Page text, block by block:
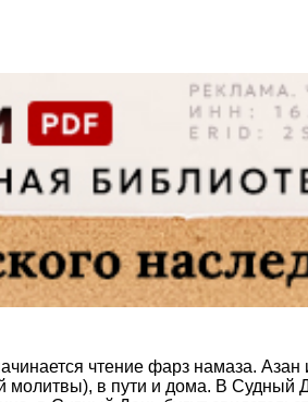
чтение фарз намаза. Азан
молитвы), в пути и дома. В Судный